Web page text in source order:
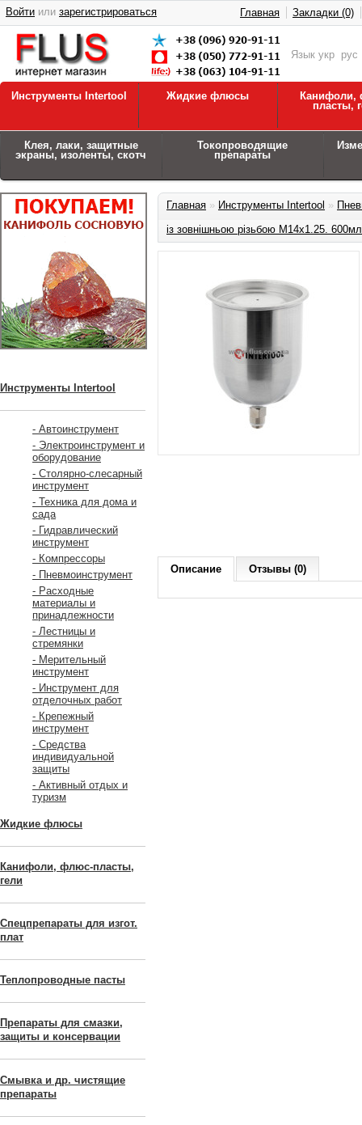
Язык укр рус
Войти или зарегистрироваться Главная Закладки (0)
Инструменты Intertool Жидкие флюсы
Канифоли,
пласты,
Клея, лаки, защитные
экраны, изоленты, скотч
Токопроводящие
препараты
Инструменты Intertool
- Автоинструмент
- Электроинструмент и
оборудование
- Столярно-слесарный
инструмент
- Техника для дома и
сада
- Гидравлический
инструмент
- Компрессоры
- Пневмоинструмент
- Расходные
материалы и
принадлежности
- Лестницы и
стремянки
- Мерительный
инструмент
- Инструмент для
отделочных работ
- Крепежный
инструмент
- Средства
индивидуальной
защиты
- Активный отдых и
туризм
Жидкие флюсы
Канифоли, флюс-пласты,
гели
Спецпрепараты для изгот.
плат
Теплопроводные пасты
Препараты для смазки,
защиты и консервации
Смывка и др. чистящие
препараты
Главная » Инструменты Intertool »
із зовнішньою різьбою M14x1.25.
Описание Отзывы (0)